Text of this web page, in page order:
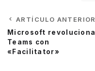
ARTÍCULO ANTERIOR
Microsoft revoluciona
Teams con
«Facilitator»